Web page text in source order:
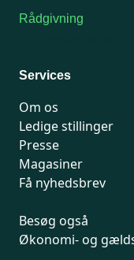
Rådgivning
Services
Om os
Ledige stillinger
Presse
Magasiner
Få nyhedsbrev
Besøg også
Økonomi- og